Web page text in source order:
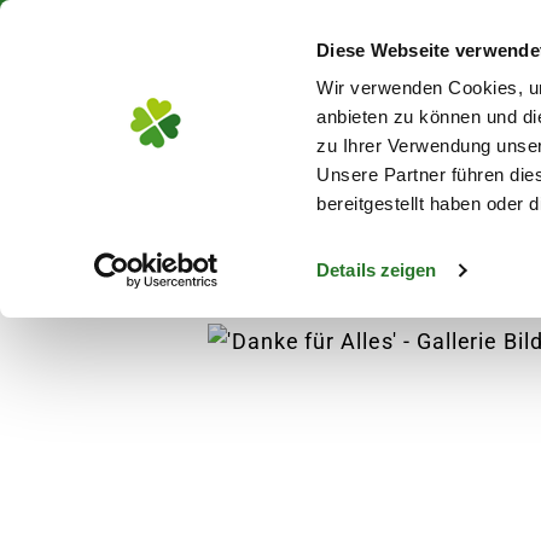
Diese Webseite
Wir verwenden Cookies,
anbieten zu können und
zu Ihrer Verwendung
Unsere Partner führen
bereitgestellt haben oder
Details zeigen
Blumen
Blumen Blumensträuße 'Danke für Alles'